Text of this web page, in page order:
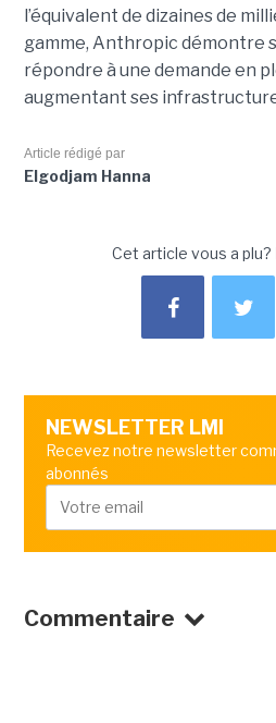
l’équivalent de dizaines de
gamme, Anthropic démontre
répondre à une demande en
augmentant ses
Article rédigé par
Elgodjam Hanna
Cet article vous a plu?
NEWSLETTER LMI
Recevez notre newsletter
abonnés
Commentaire